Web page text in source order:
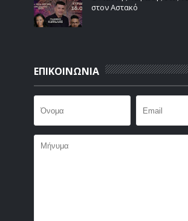
στον Αστακό
ΕΠΙΚΟΙΝΩΝΙΑ